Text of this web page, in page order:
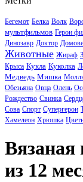
Бегемот Белка Волк
мультфильмов Герои
Динозавр Доктор
Животные Жираф
Крыса Кукла Куколка
Медведь Мишка
Обезьяна Овца Олень
Рождество Свинка
Сова Спорт Супергерои
Хамелеон Хрюшка
из 12